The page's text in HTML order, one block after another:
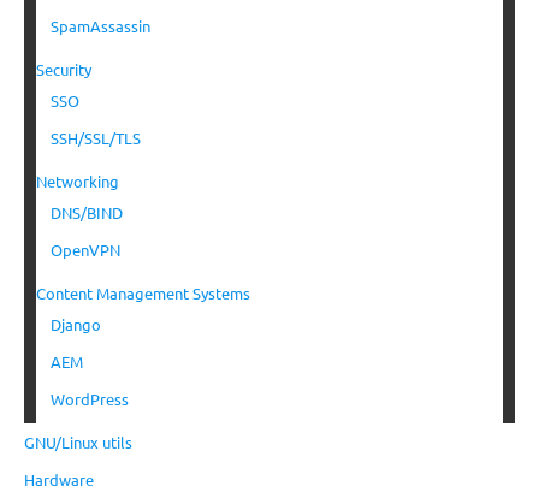
SpamAssassin
Security
SSO
SSH/SSL/TLS
Networking
DNS/BIND
OpenVPN
Content Management Systems
Django
AEM
WordPress
GNU/Linux utils
Hardware